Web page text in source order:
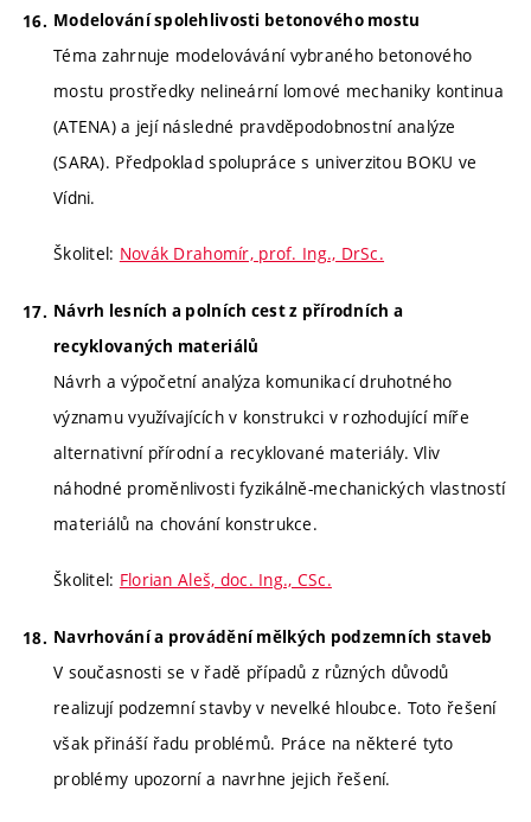
Modelování spolehlivosti betonového mostu
Téma zahrnuje modelovávání vybraného betonového
mostu prostředky nelineární lomové mechaniky kontinua
(ATENA) a její následné pravděpodobnostní analýze
(SARA). Předpoklad spolupráce s univerzitou BOKU ve
Vídni.
Školitel: Novák Drahomír, prof. Ing., DrSc.
Návrh lesních a polních cest z přírodních a
recyklovaných materiálů
Návrh a výpočetní analýza komunikací druhotného
významu využívajících v konstrukci v rozhodující míře
alternativní přírodní a recyklované materiály. Vliv
náhodné proměnlivosti fyzikálně-mechanických vlastností
materiálů na chování konstrukce.
Školitel: Florian Aleš, doc. Ing., CSc.
Navrhování a provádění mělkých podzemních staveb
V současnosti se v řadě případů z různých důvodů
realizují podzemní stavby v nevelké hloubce. Toto řešení
však přináší řadu problémů. Práce na některé tyto
problémy upozorní a navrhne jejich řešení.